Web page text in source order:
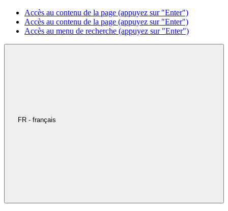
Accès au contenu de la page (appuyez sur "Enter")
Accès au contenu de la page (appuyez sur "Enter")
Accès au menu de recherche (appuyez sur "Enter")
FR - français